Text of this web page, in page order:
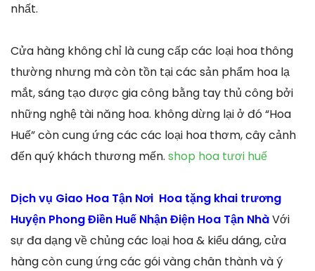
nhất.
Cửa hàng không chỉ là cung cấp các loại hoa thông
thường nhưng mà còn tồn tại các sản phẩm hoa lạ
mắt, sáng tạo được gia công bằng tay thủ công bởi
những nghệ tài năng hoa. không dừng lại ở đó “Hoa
Huế” còn cung ứng các các loại hoa thơm, cây cảnh
đến quý khách thương mến. shop hoa tươi huế
Dịch vụ Giao Hoa Tận Nơi Hoa tặng khai trương
Huyện Phong Điền Huế Nhận Điện Hoa Tận NhàVới
sự đa dạng về chủng các loại hoa & kiểu dáng, cửa
hàng còn cung ứng các gói vàng chân thành và ý